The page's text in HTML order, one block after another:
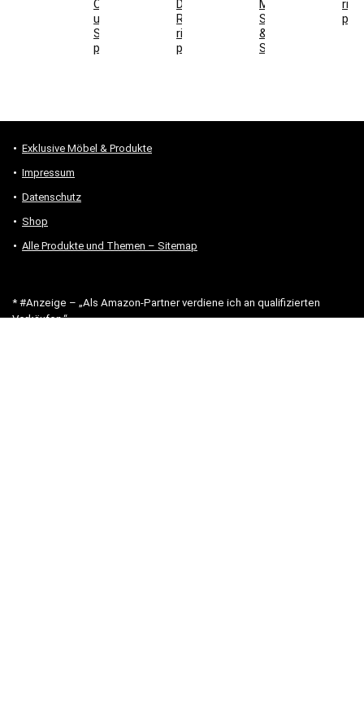
Ofen
und
Stromanschluss
prüfen
DIN-
Richtung
richtig
prüfen
Maße,
Steckdosen
&
Stauraum
Exklusive Möbel & Produkte
Impressum
Datenschutz
Shop
Alle Produkte und Themen – Sitemap
* #Anzeige – „Als Amazon-Partner verdiene ich an qualifizierten
Verkäufen.“